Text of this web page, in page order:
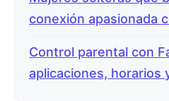
conexión apasionada
Control parental con
aplicaciones, horarios